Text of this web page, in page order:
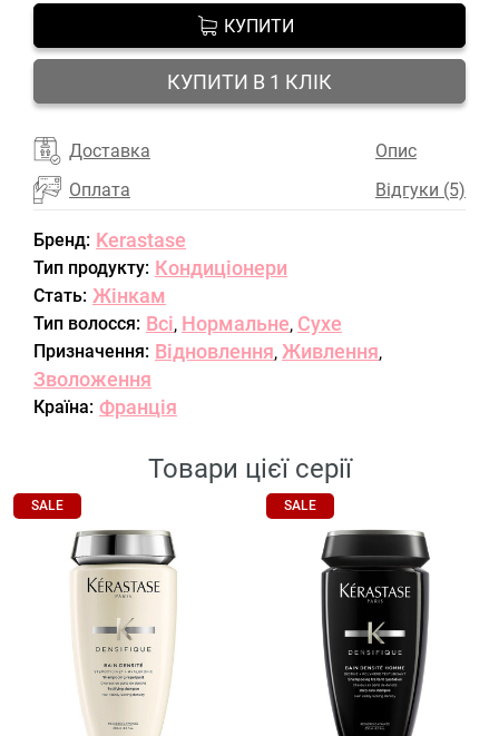
КУПИТИ
КУПИТИ В 1 КЛІК
Доставка
Оплата
Опис
Відгуки (5)
Бренд: Kerastase
Тип продукту: Кондиціонери
Стать: Жінкам
Тип волосся: Всі, Нормальне, Сухе
Призначення: Відновлення, Живлення,
Зволоження
Країна: Франція
Товари цієї серії
SALE SALE